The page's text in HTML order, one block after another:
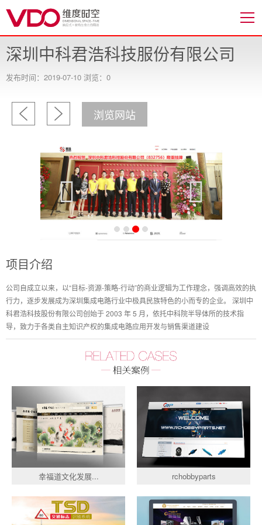
深圳中科君浩科技服份有限公司
发布时间：2019-07-10 浏览：0
浏览网站
项目介绍
公司自成立以来，以“目标-资源-策略-行动”的商业逻辑为工作理念，强调高效的执
行力，逐步发展成为深圳集成电路行业中极具民族特色的小而专的企业。 深圳中
科君浩科技股份有限公司创始于 2003 年 5 月，依托中科院半导体所的技术指
导，致力于各类自主知识产权的集成电路应用开发与销售渠道建设
幸福道文化发展... rchobbyparts